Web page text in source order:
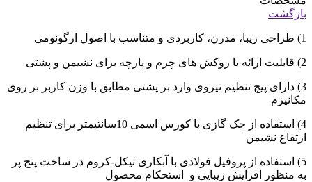
بازگشت
1) طراحی زیبا، مدرن، کاربردی و متناسب با اصول ارگونومی
2) قابلیت ارائه با روکش های چرم و پارچه برای نشیمن و پشتی
3) دارای پیچ تنظیم نیروی وارد بر پشتی مطابق با وزن کاربر بر روی
مکانیزم
4) استفاده از جک گازی با کورس اسمی 10سانتیمتر برای تنظیم
ارتفاع نشیمن
5) استفاده از پروفیل فولادی با آبکاری نیکل-کروم در ساخت پنج پر
به منظور افزایش زیبایی و استحکام محصول